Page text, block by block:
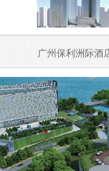
广州保利洲际酒